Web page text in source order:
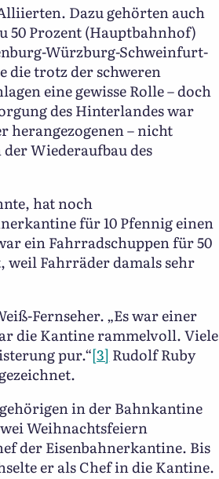
Dazu gehörten auch
50 Prozent (Hauptbahnhof)
Würzburg-Schweinfurt-
die trotz der schweren
eine gewisse Rolle – doch
des Hinterlandes war
herangezogenen – nicht
Wiederaufbau des
hat noch
für 10 Pfennig einen
ein Fahrradschuppen für 50
weil Fahrräder damals sehr
Fernseher. „Es war einer
die Kantine rammelvoll. Viele
pur.“[3] Rudolf Ruby
in der Bahnkantine
Weihnachtsfeiern
der Eisenbahnerkantine. Bis
er als Chef in die Kantine.